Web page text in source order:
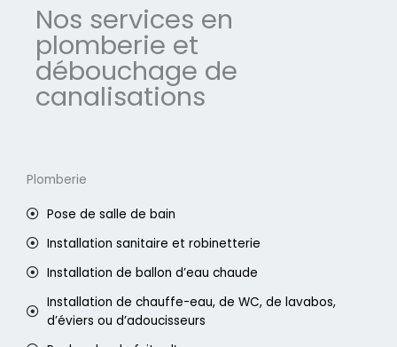
Nos services en
plomberie et
débouchage de
canalisations
Plomberie
Pose de salle de bain
Installation sanitaire et robinetterie
Installation de ballon d’eau chaude
Installation de chauffe-eau, de WC, de lavabos,
d’éviers ou d’adoucisseurs